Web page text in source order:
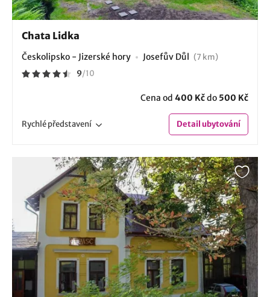
Chata Lidka
Českolipsko - Jizerské hory Josefův Důl (7 km)
9/10
Cena od 400 Kčdo 500 Kč
Rychlépředstavení Detailubytování